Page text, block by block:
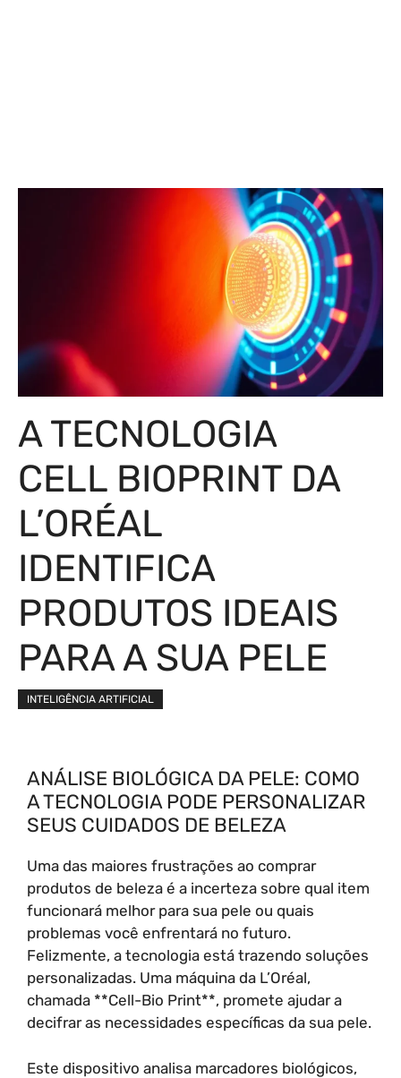
A TECNOLOGIA
CELL BIOPRINT DA
L’ORÉAL
IDENTIFICA
PRODUTOS IDEAIS
PARA A SUA PELE
INTELIGÊNCIA ARTIFICIAL
ANÁLISE BIOLÓGICA DA PELE: COMO
A TECNOLOGIA PODE PERSONALIZAR
SEUS CUIDADOS DE BELEZA
Uma das maiores frustrações ao comprar
produtos de beleza é a incerteza sobre qual item
funcionará melhor para sua pele ou quais
problemas você enfrentará no futuro.
Felizmente, a tecnologia está trazendo soluções
personalizadas. Uma máquina da L’Oréal,
chamada **Cell-Bio Print**, promete ajudar a
decifrar as necessidades específicas da sua pele.
Este dispositivo analisa marcadores biológicos,